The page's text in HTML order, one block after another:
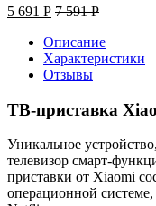
5 691 Р 7 591Р
Описание
Характеристики
Отзывы
ТВ-приставка
Уникальное
телевизор смарт-
приставки от Xiaomi
операционной